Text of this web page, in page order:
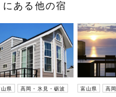
ある他の宿
山県 高岡・氷見・砺波 富山県 高